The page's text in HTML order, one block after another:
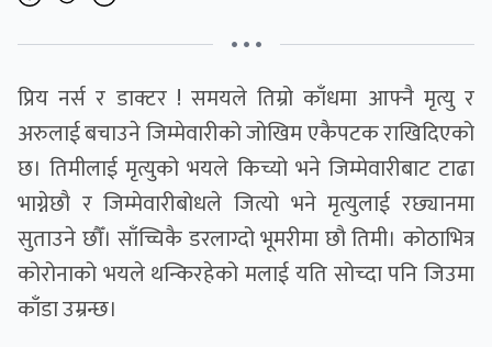
• • •
प्रिय नर्स र डाक्टर ! समयले तिम्रो काँधमा आफ्नै मृत्यु र
अरुलाई बचाउने जिम्मेवारीको जोखिम एकैपटक राखिदिएको
छ। तिमीलाई मृत्युको भयले किच्यो भने जिम्मेवारीबाट टाढा
भाग्नेछौ र जिम्मेवारीबोधले जित्यो भने मृत्युलाई रछ्यानमा
सुताउने छौँ। साँच्चिकै डरलाग्दो भूमरीमा छौ तिमी। कोठाभित्र
कोरोनाको भयले थन्किरहेको मलाई यति सोच्दा पनि जिउमा
काँडा उम्रन्छ।